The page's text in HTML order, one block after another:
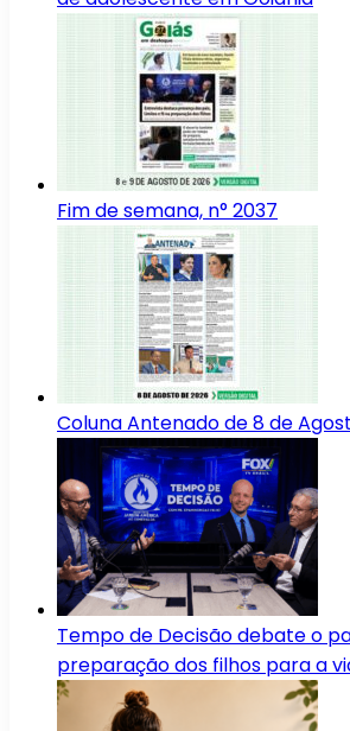
Fim de semana, n° 2037
Coluna Antenado de 8 de
Tempo de Decisão debate o
preparação dos filhos para a